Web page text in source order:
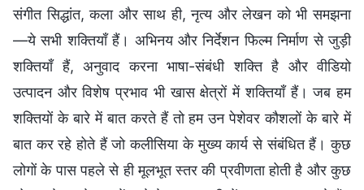
संगीत सिद्धांत, कला और साथ ही, नृत्य और लेखन को भी समझना
—ये सभी शक्तियाँ हैं। अभिनय और निर्देशन फिल्म निर्माण से जुड़ी
शक्तियाँ हैं, अनुवाद करना भाषा-संबंधी शक्ति है और वीडियो
उत्पादन और विशेष प्रभाव भी खास क्षेत्रों में शक्तियाँ हैं। जब हम
शक्तियों के बारे में बात करते हैं तो हम उन पेशेवर कौशलों के बारे में
बात कर रहे होते हैं जो कलीसिया के मुख्य कार्य से संबंधित हैं। कुछ
लोगों के पास पहले से ही मूलभूत स्तर की प्रवीणता होती है और कुछ